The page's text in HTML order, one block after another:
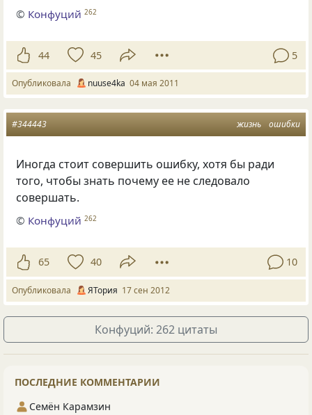
© Конфуций 262
44 45 5
Опубликовала nuuse4ka 04 мая 2011
жизнь ошибки
#344443
Иногда стоит совершить ошибку, хотя бы ради
того, чтобы знать почему ее не следовало
совершать.
© Конфуций 262
65 40 10
Опубликовала ЯТория 17 сен 2012
Конфуций: 262 цитаты
ПОСЛЕДНИЕ КОММЕНТАРИИ
Семён Карамзин